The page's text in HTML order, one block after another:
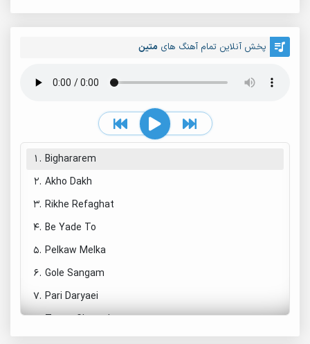
پخش آنلاین تمام آهنگ های متین
1. Bighararem
2. Akho Dakh
3. Rikhe Refaghat
4. Be Yade To
5. Pelkaw Melka
6. Gole Sangam
7. Pari Daryaei
8. Tange Ghoroub